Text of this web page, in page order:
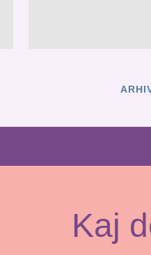
Kaj